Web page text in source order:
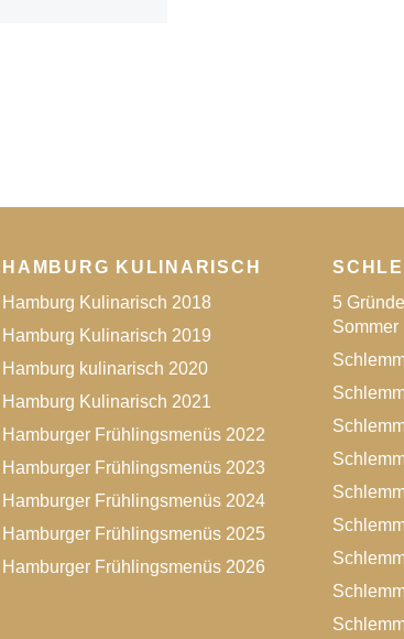
HAMBURG KULINARISCH
Hamburg Kulinarisch 2018
Hamburg Kulinarisch 2019
Hamburg kulinarisch 2020
Hamburg Kulinarisch 2021
Hamburger Frühlingsmenüs 2022
Hamburger Frühlingsmenüs 2023
Hamburger Frühlingsmenüs 2024
Hamburger Frühlingsmenüs 2025
Hamburger Frühlingsmenüs 2026
5
Sommer